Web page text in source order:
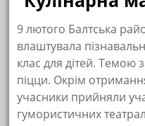
9 лютого Балтська
влаштувала
клас для дітей. Темою
піцци. Окрім
учасники прийняли
гумористичних